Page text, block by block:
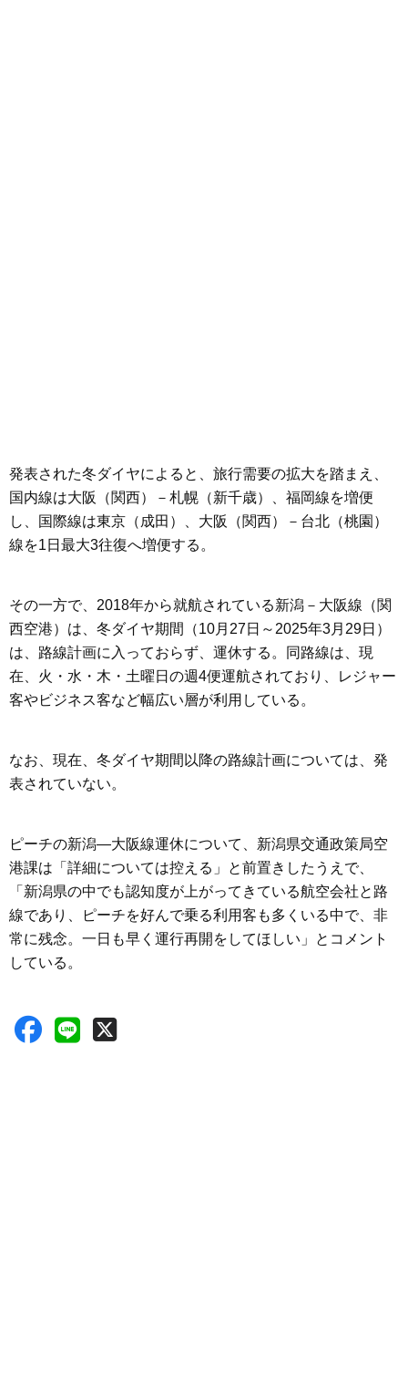
発表された冬ダイヤによると、旅行需要の拡大を踏まえ、
国内線は大阪（関西）－札幌（新千歳）、福岡線を増便
し、国際線は東京（成田）、大阪（関西）－台北（桃園）
線を1日最大3往復へ増便する。
その一方で、2018年から就航されている新潟－大阪線（関
西空港）は、冬ダイヤ期間（10月27日～2025年3月29日）
は、路線計画に入っておらず、運休する。同路線は、現
在、火・水・木・土曜日の週4便運航されており、レジャー
客やビジネス客など幅広い層が利用している。
なお、現在、冬ダイヤ期間以降の路線計画については、発
表されていない。
ピーチの新潟―大阪線運休について、新潟県交通政策局空
港課は「詳細については控える」と前置きしたうえで、
「新潟県の中でも認知度が上がってきている航空会社と路
線であり、ピーチを好んで乗る利用客も多くいる中で、非
常に残念。一日も早く運行再開をしてほしい」とコメント
している。